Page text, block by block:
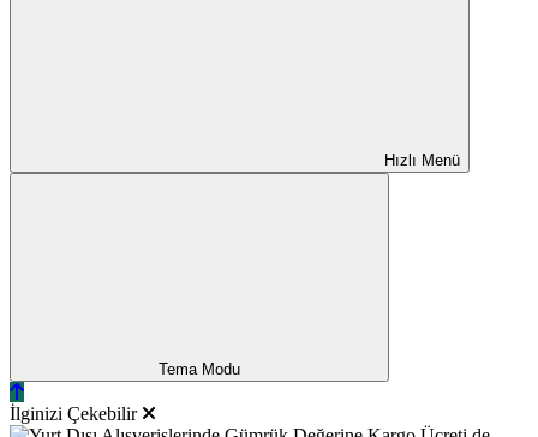
Hızlı Menü
Tema Modu
İlginizi Çekebilir